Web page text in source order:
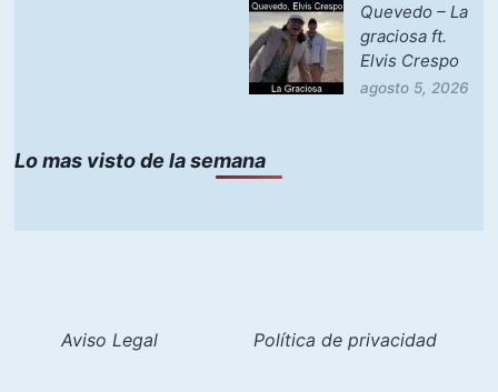
Quevedo – La
graciosa ft.
Elvis Crespo
agosto 5, 2026
Lo mas visto de la semana
Aviso Legal Política de privacidad